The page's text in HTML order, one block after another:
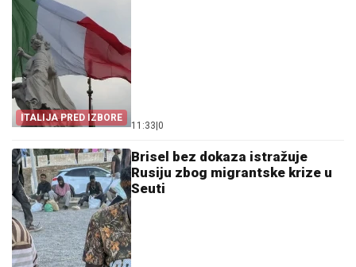
ITALIJA PRED IZBORE
11:33 0
Brisel bez dokaza istražuje
Rusiju zbog migrantske krize u
Seuti